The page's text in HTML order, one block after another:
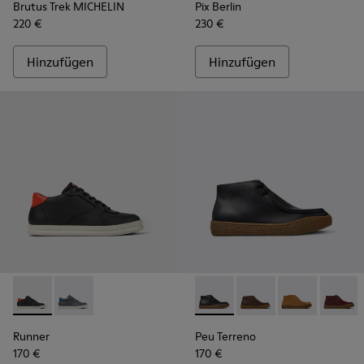
Brutus Trek MICHELIN
220 €
Hinzufügen
Pix Berlin
230 €
Hinzufügen
Runner - K300346-005 - Mehrfarbiger High-Top-Sneaker
Runner - K300346-006
Runner
170 €
Peu Terreno - K300530-
Peu Terreno -
Peu Terreno
Peu
Peu Terreno
170 €